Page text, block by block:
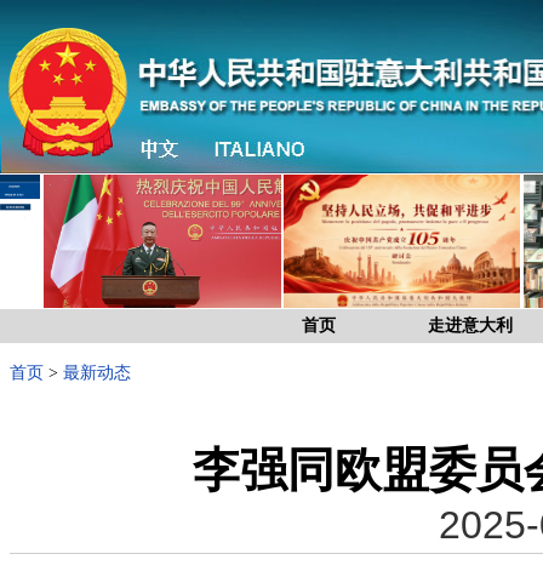
首页 走进意大利
首页 > 最新动态
李强同欧盟委员